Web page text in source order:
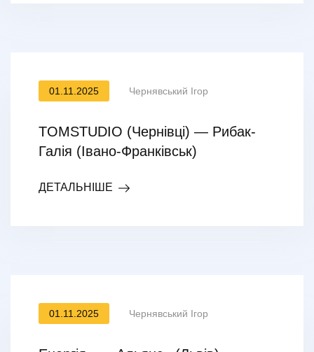
01.11.2025 Чернявський Ігор
TOMSTUDIO (Чернівці) — Рибак-
Галія (Івано-Франківськ)
ДЕТАЛЬНІШЕ
01.11.2025 Чернявський Ігор